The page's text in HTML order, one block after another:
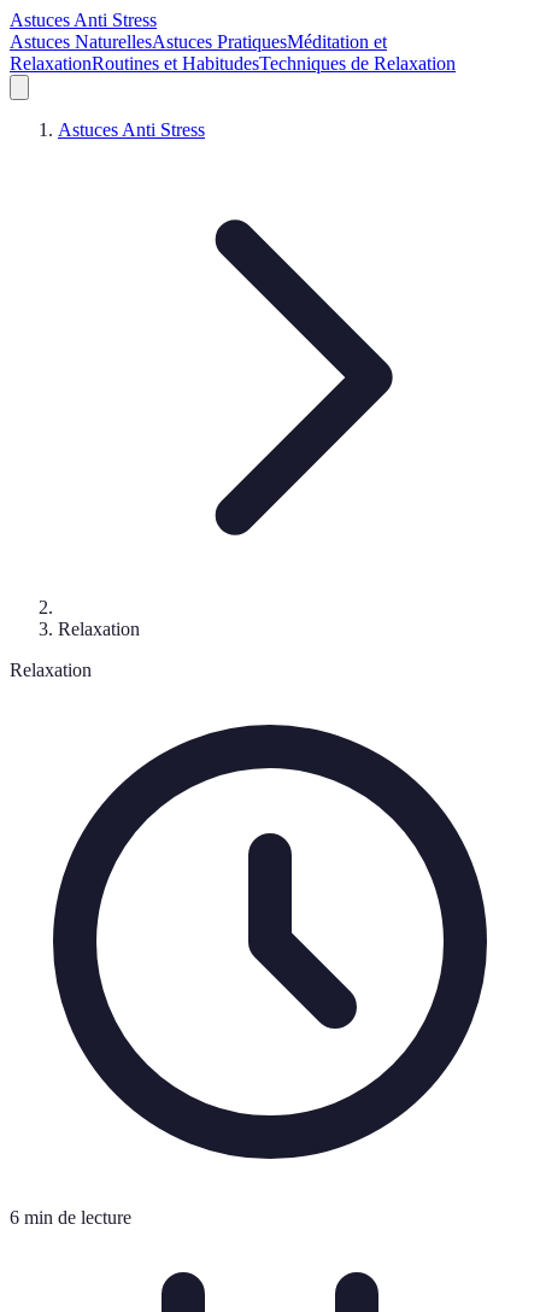
Astuces Anti Stress
Astuces NaturellesAstuces PratiquesMéditation et
RelaxationRoutines et HabitudesTechniques de Relaxation
Astuces Anti Stress
Relaxation
Relaxation
6 min de lecture